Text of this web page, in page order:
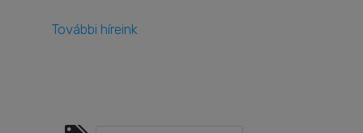
További híreink